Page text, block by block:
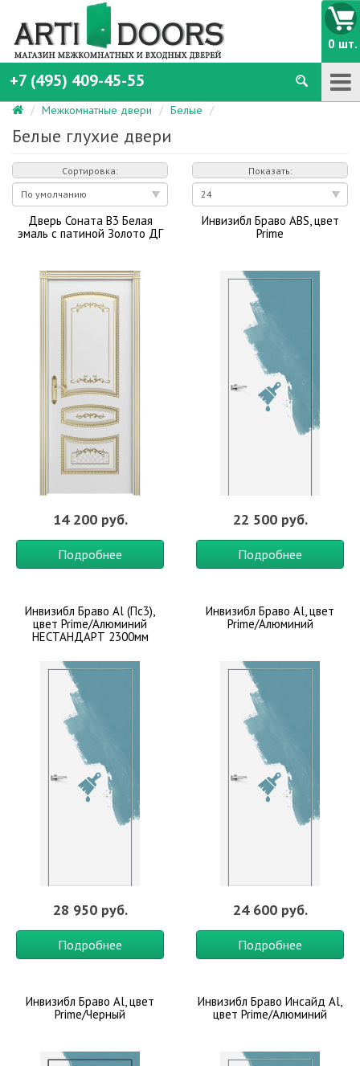
+7 (495) 409-45-55
0 шт.
Межкомнатные двери Белые
Белые глухие двери
Сортировка: Показать:
Дверь Соната В3 Белая
эмаль с патиной Золото ДГ
14 200 руб.
Подробнее
Инвизибл Браво ABS, цвет
Prime
22 500 руб.
Подробнее
Инвизибл Браво Al (Пc3),
цвет Prime/Алюминий
НЕСТАНДАРТ 2300мм
28 950 руб.
Подробнее
Инвизибл Браво Al, цвет
Prime/Алюминий
24 600 руб.
Подробнее
Инвизибл Браво Al, цвет
Prime/Черный
Инвизибл Браво Инсайд Al,
цвет Prime/Алюминий